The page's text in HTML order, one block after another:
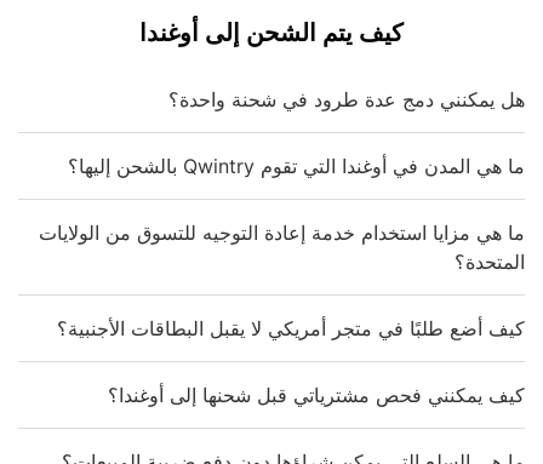
كيف يتم الشحن إلى أوغندا
هل يمكنني دمج عدة طرود في شحنة واحدة؟
ما هي المدن في أوغندا التي تقوم Qwintry بالشحن إليها؟
ما هي مزايا استخدام خدمة إعادة التوجيه للتسوق من الولايات
المتحدة؟
كيف أضع طلبًا في متجر أمريكي لا يقبل البطاقات الأجنبية؟
كيف يمكنني فحص مشترياتي قبل شحنها إلى أوغندا؟